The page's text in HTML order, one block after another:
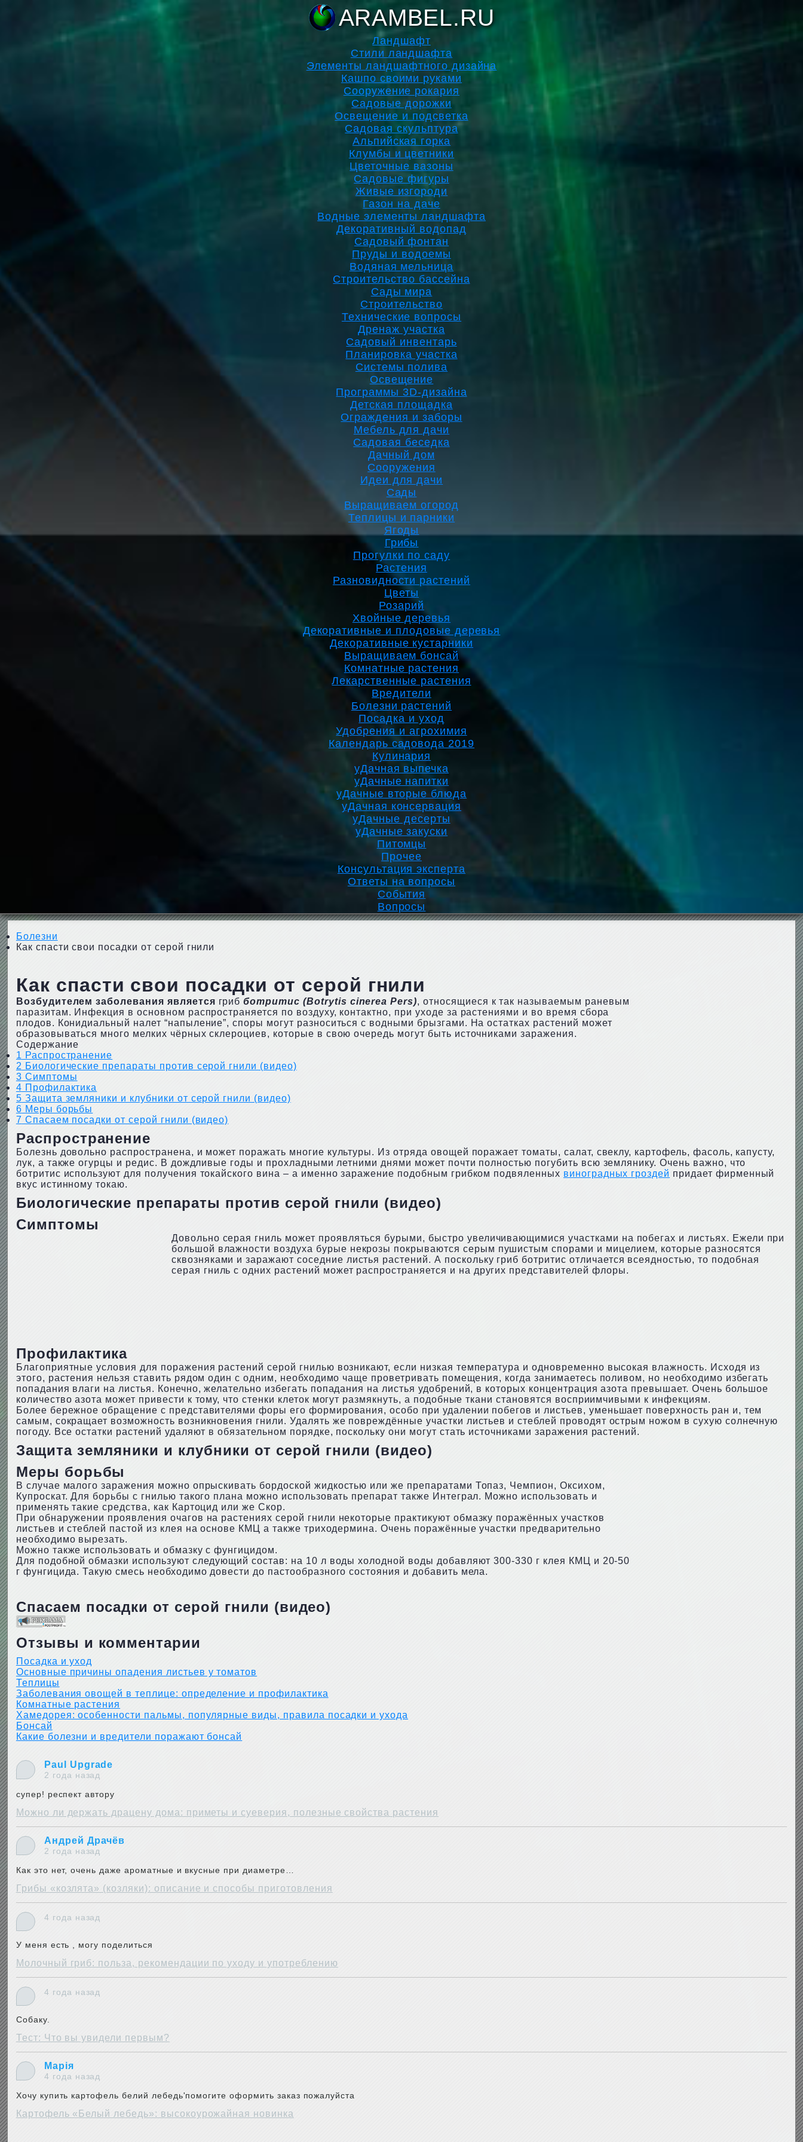
ARAMBEL.RU
Ландшафт
Стили ландшафта
Элементы ландшафтного дизайна
Кашпо своими руками
Сооружение рокария
Садовые дорожки
Освещение и подсветка
Садовая скульптура
Альпийская горка
Клумбы и цветники
Цветочные вазоны
Садовые фигуры
Живые изгороди
Газон на даче
Водные элементы ландшафта
Декоративный водопад
Садовый фонтан
Пруды и водоемы
Водяная мельница
Строительство бассейна
Сады мира
Строительство
Технические вопросы
Дренаж участка
Садовый инвентарь
Планировка участка
Системы полива
Освещение
Программы 3D-дизайна
Детская площадка
Ограждения и заборы
Мебель для дачи
Садовая беседка
Дачный дом
Сооружения
Идеи для дачи
Сады
Выращиваем огород
Теплицы и парники
Ягоды
Грибы
Прогулки по саду
Растения
Разновидности растений
Цветы
Розарий
Хвойные деревья
Декоративные и плодовые деревья
Декоративные кустарники
Выращиваем бонсай
Комнатные растения
Лекарственные растения
Вредители
Болезни растений
Посадка и уход
Удобрения и агрохимия
Календарь садовода 2019
Кулинария
уДачная выпечка
уДачные напитки
уДачные вторые блюда
уДачная консервация
уДачные десерты
уДачные закуски
Питомцы
Прочее
Консультация эксперта
Ответы на вопросы
События
Вопросы
Болезни
Как спасти свои посадки от серой гнили
Как спасти свои посадки от серой гнили
Возбудителемзаболевания является грибботритис (Botrytis cinerea Pers), относящиеся к так называемым раневым
паразитам. Инфекция в основном распространяется по воздуху, контактно, при уходе за растениями и во время сбора
плодов. Конидиальный налет “напыление”, споры могут разноситься с водными брызгами. На остатках растений может
образовываться много мелких чёрных склероциев, которые в свою очередь могут быть источниками заражения.
Содержание
1 Распространение
2 Биологические препараты против серой гнили (видео)
3 Симптомы
4 Профилактика
5 Защита земляники и клубники от серой гнили (видео)
6 Меры борьбы
7 Спасаем посадки от серой гнили (видео)
Распространение
Болезнь довольно распространена, и может поражать многие культуры. Из отряда овощей поражает томаты, салат, свеклу, картофель, фасоль, капусту,
лук, а также огурцы и редис. В дождливые годы и прохладными летними днями может почти полностью погубить всю землянику. Очень важно, что
ботритис используют для получения токайского вина – а именно заражение подобным грибком подвяленных виноградных гроздей придает фирменный
вкус истинному токаю.
Биологические препараты против серой гнили (видео)
Симптомы
Довольно серая гниль может проявляться бурыми, быстро увеличивающимися участками на побегах и листьях. Ежели при
большой влажности воздуха бурые некрозы покрываются серым пушистым спорами и мицелием, которые разносятся
сквозняками и заражают соседние листья растений. А поскольку гриб ботритис отличается всеядностью, то подобная
серая гниль с одних растений может распространяется и на других представителей флоры.
Профилактика
Благоприятные условия для поражения растений серой гнилью возникают, если низкая температура и одновременно высокая влажность. Исходя из
этого, растения нельзя ставить рядом один с одним, необходимо чаще проветривать помещения, когда занимаетесь поливом, но необходимо избегать
попадания влаги на листья. Конечно, желательно избегать попадания на листья удобрений, в которых концентрация азота превышает. Очень большое
количество азота может привести к тому, что стенки клеток могут размякнуть, а подобные ткани становятся восприимчивыми к инфекциям.
Более бережное обращение с представителями форы его формирования, особо при удалении побегов и листьев, уменьшает поверхность ран и, тем
самым, сокращает возможность возникновения гнили. Удалять же повреждённые участки листьев и стеблей проводят острым ножом в сухую солнечную
погоду. Все остатки растений удаляют в обязательном порядке, поскольку они могут стать источниками заражения растений.
Защита земляники и клубники от серой гнили (видео)
Меры борьбы
В случае малого заражения можно опрыскивать бордоской жидкостью или же препаратами Топаз, Чемпион, Оксихом,
Купроскат. Для борьбы с гнилью такого плана можно использовать препарат также Интеграл. Можно использовать и
применять такие средства, как Картоцид или же Скор.
При обнаружении проявления очагов на растениях серой гнили некоторые практикуют обмазку поражённых участков
листьев и стеблей пастой из клея на основе КМЦ а также триходермина. Очень поражённые участки предварительно
необходимо вырезать.
Можно также использовать и обмазку с фунгицидом.
Для подобной обмазки используют следующий состав: на 10 л воды холодной воды добавляют 300-330 г клея КМЦ и 20-50
г фунгицида. Такую смесь необходимо довести до пастообразного состояния и добавить мела.
Спасаем посадки от серой гнили (видео)
Отзывы и комментарии
Посадка и уход
Основные причины опадения листьев у томатов
Теплицы
Заболевания овощей в теплице: определение и профилактика
Комнатные растения
Хамедорея: особенности пальмы, популярные виды, правила посадки и ухода
Бонсай
Какие болезни и вредители поражают бонсай
Paul Upgrade
2 года назад
супер! респект автору
Можно ли держать драцену дома: приметы и суеверия, полезные свойства растения
Андрей Драчёв
2 года назад
Как это нет, очень даже ароматные и вкусные при диаметре…
Грибы «козлята» (козляки): описание и способы приготовления
4 года назад
У меня есть , могу поделиться
Молочный гриб: польза, рекомендации по уходу и употреблению
4 года назад
Собаку.
Тест: Что вы увидели первым?
Марія
4 года назад
Хочу купить картофель белий лебедь'помогите оформить заказ пожалуйста
Картофель «Белый лебедь»: высокоурожайная новинка